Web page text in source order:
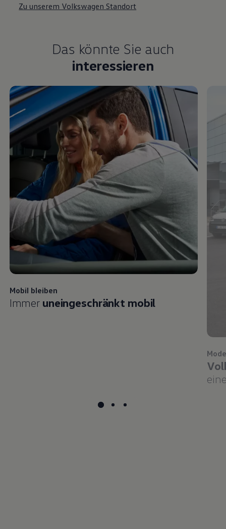
Zu unserem Volkswagen Standort
Das könnte Sie auch
interessieren
Mobil bleiben
Immer uneingeschränkt mobil